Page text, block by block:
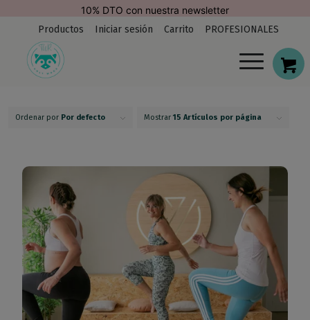
Envío Gratis. España (península)
Productos
Iniciar sesión Carrito PROFESIONALES
Ordenar por Por defecto Mostrar15 Artículos por página
modal-check